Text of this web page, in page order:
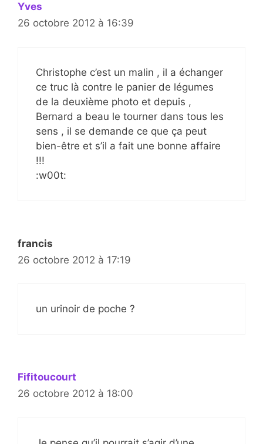
Yves
26 octobre 2012 à 16:39
Christophe c’est un malin , il a échanger
ce truc là contre le panier de légumes
de la deuxième photo et depuis ,
Bernard a beau le tourner dans tous les
sens , il se demande ce que ça peut
bien-être et s’il a fait une bonne affaire
!!!
:w00t:
francis
26 octobre 2012 à 17:19
un urinoir de poche ?
Fifitoucourt
26 octobre 2012 à 18:00